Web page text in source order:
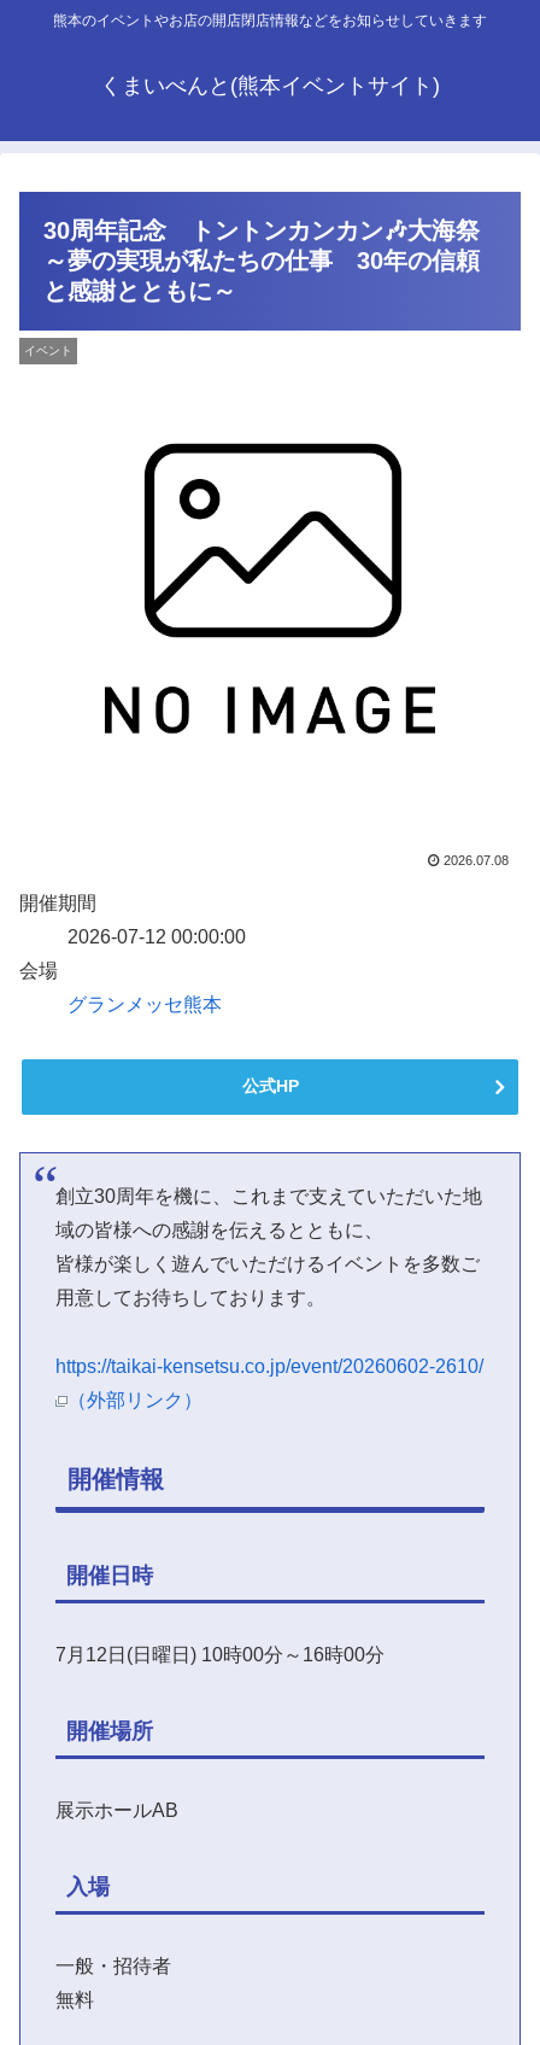
熊本のイベントやお店の開店閉店情報などをお知らせしていきます
くまいべんと(熊本イベントサイト)
30周年記念 トントンカンカン🎶大海祭
～夢の実現が私たちの仕事 30年の信頼
と感謝とともに～
イベント
2026.07.08
開催期間
2026-07-12 00:00:00
会場
グランメッセ熊本
公式HP
創立30周年を機に、これまで支えていただいた地
域の皆様への感謝を伝えるとともに、
皆様が楽しく遊んでいただけるイベントを多数ご
用意してお待ちしております。
https://taikai-kensetsu.co.jp/event/20260602-2610/
（外部リンク）
開催情報
開催日時
7月12日(日曜日) 10時00分～16時00分
開催場所
展示ホールAB
入場
一般・招待者
無料